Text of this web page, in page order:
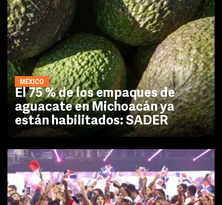
MÉXICO
El 75 % de los empaques de
aguacate en Michoacán ya
están habilitados: SADER